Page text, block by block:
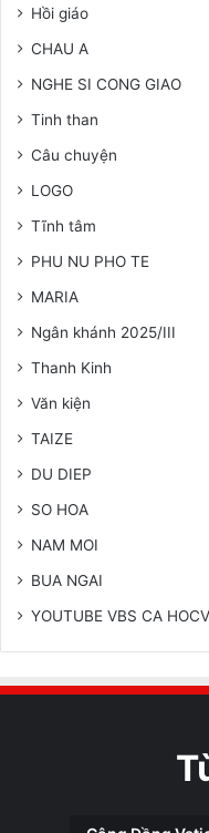
Hồi giáo
CHAU A
NGHE SI CONG GIAO
Tinh than
Câu chuyện
LOGO
Tĩnh tâm
PHU NU PHO TE
MARIA
Ngân khánh 2025/III
Thanh Kinh
Văn kiện
TAIZE
DU DIEP
SO HOA
NAM MOI
BUA NGAI
YOUTUBE VBS CA